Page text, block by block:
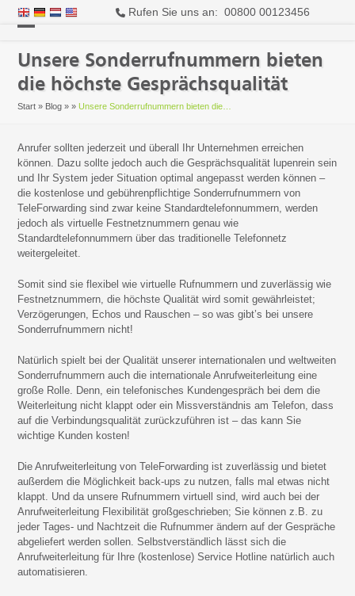
Rufen Sie uns an: 00800 00123456
mobile
menu
mobile
menu
Unsere Sonderrufnummern bieten
die höchste Gesprächsqualität
Start » Blog »»Unsere Sonderrufnummern bieten die…
Anrufer sollten jederzeit und überall Ihr Unternehmen erreichen
können. Dazu sollte jedoch auch die Gesprächsqualität lupenrein sein
und Ihr System jeder Situation optimal angepasst werden können –
die kostenlose und gebührenpflichtige Sonderrufnummern von
TeleForwarding sind zwar keine Standardtelefonnummern, werden
jedoch als virtuelle Festnetznummern genau wie
Standardtelefonnummern über das traditionelle Telefonnetz
weitergeleitet.
Somit sind sie flexibel wie virtuelle Rufnummern und zuverlässig wie
Festnetznummern, die höchste Qualität wird somit gewährleistet;
Verzögerungen, Echos und Rauschen – so was gibt’s bei unsere
Sonderrufnummern nicht!
Natürlich spielt bei der Qualität unserer internationalen und weltweiten
Sonderrufnummern auch die internationale Anrufweiterleitung eine
große Rolle. Denn, ein telefonisches Kundengespräch bei dem die
Weiterleitung nicht klappt oder ein Missverständnis am Telefon, dass
auf die Verbindungsqualität zurückzuführen ist – das kann Sie
wichtige Kunden kosten!
Die Anrufweiterleitung von TeleForwarding ist zuverlässig und bietet
außerdem die Möglichkeit back-ups zu nutzen, falls mal etwas nicht
klappt. Und da unsere Rufnummern virtuell sind, wird auch bei der
Anrufweiterleitung Flexibilität großgeschrieben; Sie können z.B. zu
jeder Tages- und Nachtzeit die Rufnummer ändern auf der Gespräche
abgeliefert werden sollen. Selbstverständlich lässt sich die
Anrufweiterleitung für Ihre (kostenlose) Service Hotline natürlich auch
automatisieren.